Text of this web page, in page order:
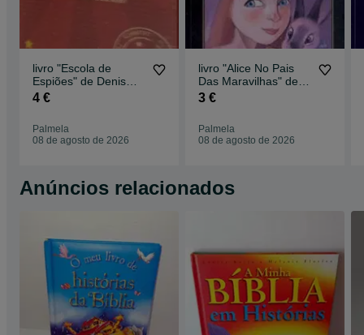
livro "Escola de
Espiões" de Denis
Bukin
4 €
Palmela
08 de agosto de 2026
livro "Alice No Pais
Das Maravilhas" de
Lewis Carroll
3 €
Palmela
08 de agosto de 2026
Anúncios relacionados